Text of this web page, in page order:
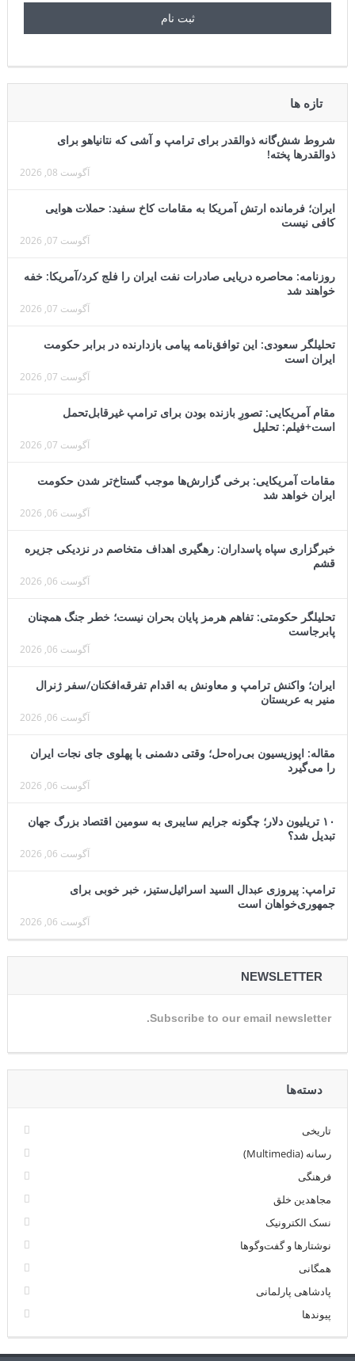
تازه ها
شروط شش‌گانه ذوالقدر برای ترامپ و آشی که نتانیاهو برای
ذوالقدرها پخته!
آگوست 08, 2026
ایران؛ فرمانده ارتش آمریکا به مقامات کاخ سفید: حملات هوایی
کافی نیست
آگوست 07, 2026
روزنامه: محاصره دریایی صادرات نفت ایران را فلج کرد/آمریکا: خفه
خواهند شد
آگوست 07, 2026
تحلیلگر سعودی: این توافق‌نامه پیامی بازدارنده در برابر حکومت
ایران است
آگوست 07, 2026
مقام آمریکایی: تصورِ بازنده بودن برای ترامپ غیرقابل‌تحمل
است+فیلم: تحلیل
آگوست 07, 2026
مقامات آمریکایی: برخی گزارش‌ها موجب گستاخ‌تر شدن حکومت
ایران خواهد شد
آگوست 06, 2026
خبرگزاری سپاه پاسداران: رهگیری اهداف متخاصم در نزدیکی جزیره
قشم
آگوست 06, 2026
تحلیلگر حکومتی: تفاهم هرمز پایان بحران نیست؛ خطر جنگ همچنان
پابرجاست
آگوست 06, 2026
ایران؛ واکنش ترامپ و معاونش به اقدام تفرقه‌افکنان/سفر ژنرال
منیر به عربستان
آگوست 06, 2026
مقاله: اپوزیسیون بی‌راه‌حل؛ وقتی دشمنی با پهلوی جای نجات ایران
را می‌گیرد
آگوست 06, 2026
۱۰ تریلیون دلار؛ چگونه جرایم سایبری به سومین اقتصاد بزرگ جهان
تبدیل شد؟
آگوست 06, 2026
ترامپ: پیروزی عبدال السید اسرائیل‌ستیز، خبر خوبی برای
جمهوری‌خواهان است
آگوست 06, 2026
NEWSLETTER
Subscribe to our email newsletter.
دسته‌ها
تاریخی
رسانه (Multimedia)
فرهنگی
مجاهدین خلق
نسک الکترونیک
نوشتارها و گفت‌وگوها
همگانی
پادشاهی پارلمانی
پیوندها